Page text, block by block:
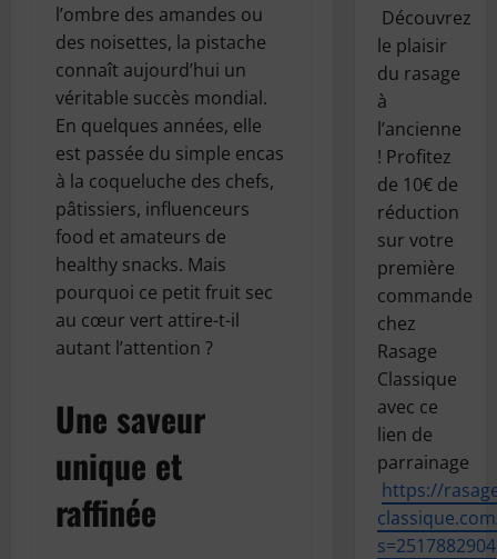
l’ombre des amandes ou
des noisettes, la pistache
connaît aujourd’hui un
véritable succès mondial.
En quelques années, elle
est passée du simple encas
à la coqueluche des chefs,
pâtissiers, influenceurs
food et amateurs de
healthy snacks. Mais
pourquoi ce petit fruit sec
au cœur vert attire-t-il
autant l’attention ?
Une saveur
unique et
raffinée
Découvrez
le plaisir
du rasage
à
l’ancienne
! Profitez
de 10€ de
réduction
sur votre
première
commande
chez
Rasage
Classique
avec ce
lien de
parrainage
https://
s=2517882904